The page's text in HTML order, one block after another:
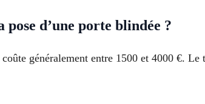
pose d’une porte blindée ?
généralement entre 1500 et 4000 €.